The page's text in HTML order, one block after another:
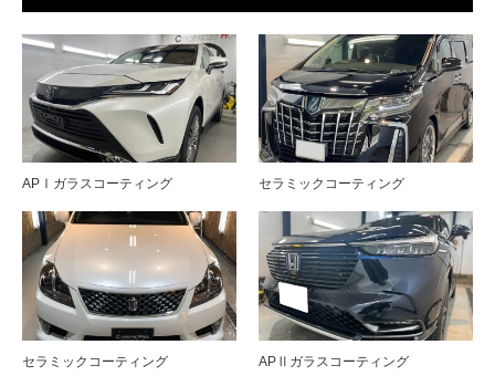
APⅠガラスコーティング セラミックコーティング
セラミックコーティング APⅡガラスコーティング